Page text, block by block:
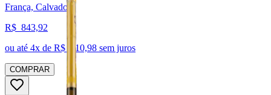
França, Calvados
R$ 843,92
ou até 4x de R$ 210,98 sem juros
COMPRAR